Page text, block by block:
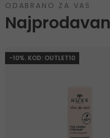
ODABRANO ZA VAS
-10%. KOD: OUTLET10